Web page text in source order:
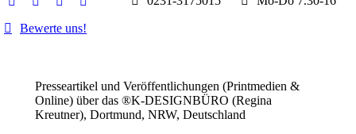
E-
Mail
window
Whatsapp
page
new
window
Instagram
page
new
window
Facebook
page
new
window
Bewerte uns!
Presseartikel und Veröffentlichungen (Printmedien &
Online) über das ®K-DESIGNBÜRO (Regina
Kreutner), Dortmund, NRW, Deutschland